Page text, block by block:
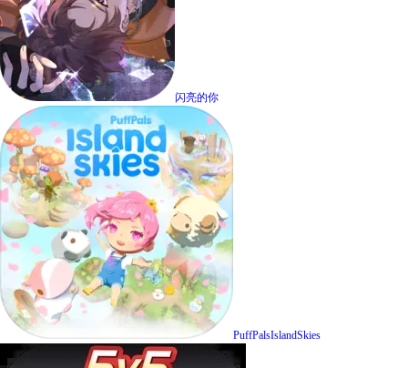
闪亮的你
PuffPalsIslandSkies